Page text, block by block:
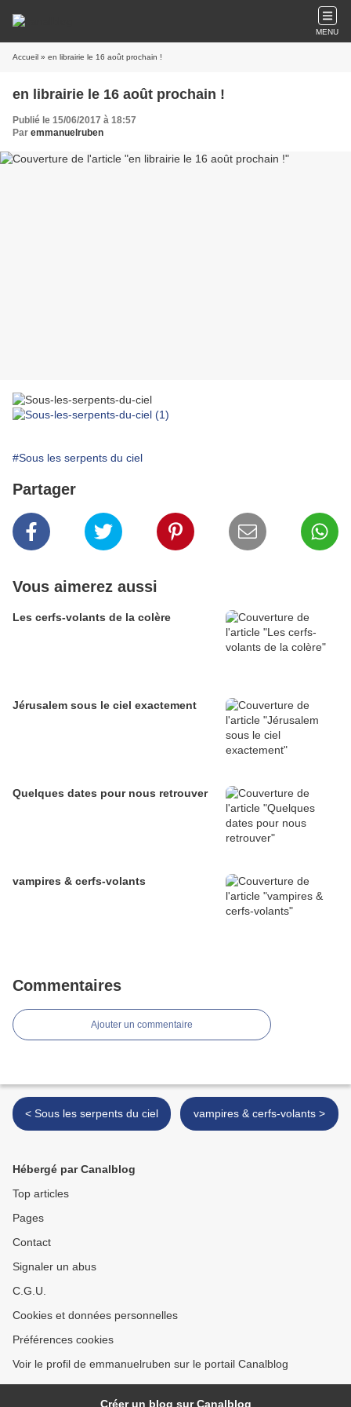
MENU
Accueil » en librairie le 16 août prochain !
en librairie le 16 août prochain !
Publié le 15/06/2017 à 18:57
Par emmanuelruben
#Sous les serpents du ciel
Partager
Vous aimerez aussi
Les cerfs-volants de la colère
Jérusalem sous le ciel exactement
Quelques dates pour nous retrouver
vampires & cerfs-volants
Commentaires
Ajouter un commentaire
< Sous les serpents du ciel vampires & cerfs-volants >
Hébergé par Canalblog
Top articles
Pages
Contact
Signaler un abus
C.G.U.
Cookies et données personnelles
Préférences cookies
Voir le profil de emmanuelruben sur le portail Canalblog
Créer un blog sur Canalblog